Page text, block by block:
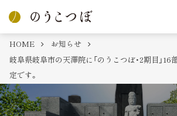
HOME
お知らせ
岐阜県岐阜市の天澤院に「のうこつぼ・2期目」
定です。